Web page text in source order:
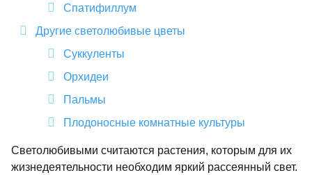
Спатифиллум
Другие светолюбивые цветы
Суккуленты
Орхидеи
Пальмы
Плодоносные комнатные культуры
Светолюбивыми считаются растения, которым для их
жизнедеятельности необходим яркий рассеянный свет.